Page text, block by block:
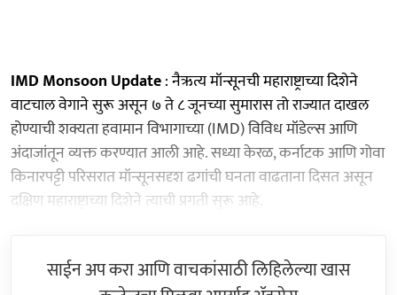
IMD Monsoon Update: नैऋत्य मॉन्सूनची महाराष्ट्राच्या दिशेने
वाटचाल वेगाने सुरू असून ७ ते ८ जूनच्या सुमारास तो राज्यात दाखल
होण्याची शक्यता हवामान विभागाच्या (IMD) विविध मॉडेल्स आणि
अंदाजांतून व्यक्त करण्यात आली आहे. सध्या केरळ, कर्नाटक आणि गोवा
किनारपट्टी परिसरात मॉन्सूनसदृश ढगांची घनता वाढताना दिसत असून
दक्षिण महाराष्ट्राच्या दिशेने त्याची प्रगती सुरू आहे.
साईन अप करा आणि वाचकांसाठी लिहिलेल्या खास